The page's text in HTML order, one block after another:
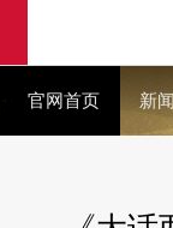
官网首页